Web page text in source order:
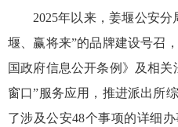
2025年以来，姜堰公安
堰、赢将来”的品牌建设号召
国政府信息公开条例》及相
窗口”服务应用，推进派出所
了涉及公安48个事项的详细